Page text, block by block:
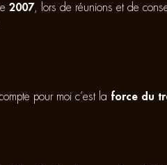
2007 , lors de réunions et de
pour moi c’est la force du